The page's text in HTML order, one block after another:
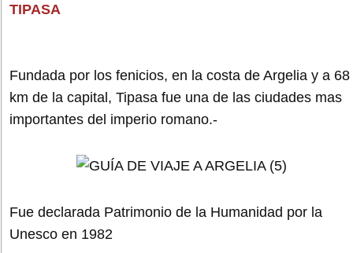
TIPASA
Fundada por los fenicios, en la costa de Argelia y a 68
km de la capital, Tipasa fue una de las ciudades mas
importantes del imperio romano.-
Fue declarada Patrimonio de la Humanidad por la
Unesco en 1982